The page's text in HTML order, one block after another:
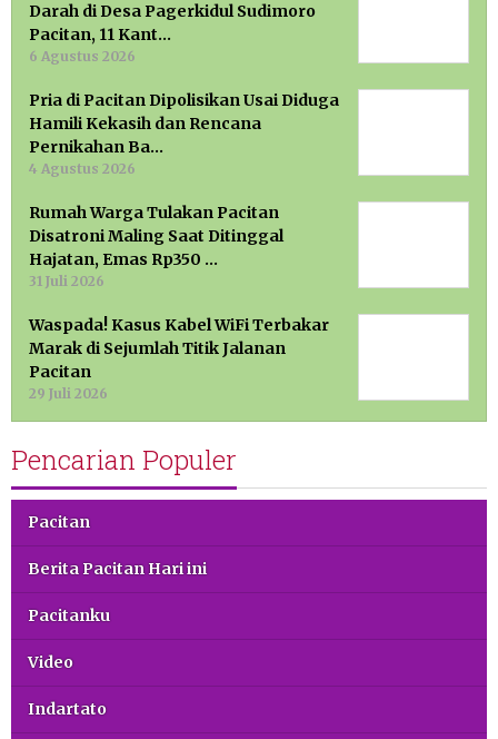
Darah di Desa Pagerkidul Sudimoro
Pacitan, 11 Kant…
6 Agustus 2026
Pria di Pacitan Dipolisikan Usai Diduga
Hamili Kekasih dan Rencana
Pernikahan Ba…
4 Agustus 2026
Rumah Warga Tulakan Pacitan
Disatroni Maling Saat Ditinggal
Hajatan, Emas Rp350 …
31 Juli 2026
Waspada! Kasus Kabel WiFi Terbakar
Marak di Sejumlah Titik Jalanan
Pacitan
29 Juli 2026
Pencarian Populer
Pacitan
Berita Pacitan Hari ini
Pacitanku
Video
Indartato